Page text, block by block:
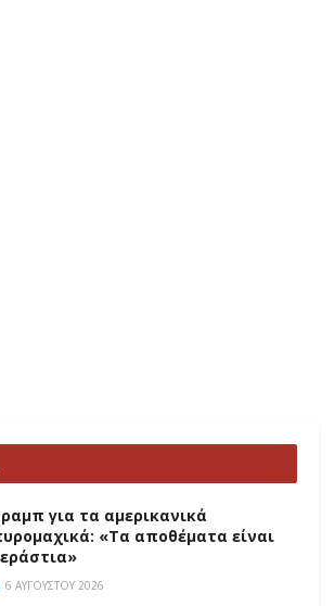
για τα αμερικανικά
«Τα αποθέματα είναι
6 ΑΥΓΟΎΣΤΟΥ 2026